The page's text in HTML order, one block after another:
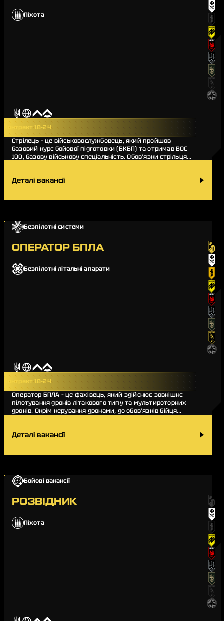
Піхота
Контракт 18-24
Стрілець – це військовослужбовець, який пройшов
базовий курс бойової підготовки (БКБП) та отримав ВОС
100, базову військову спеціальність. Обов’язки стрільця
Деталі вакансії
Безпілотні системи
ОПЕРАТОР БПЛА
Безпілотні літальні апарати
Контракт 18-24
Оператор БПЛА – це фахівець, який здійснює зовнішнє
пілотування дронів літакового типу та мультироторних
дронів. Окрім керування дронами, до обов’язків бійця
Деталі вакансії
Бойові вакансії
РОЗВІДНИК
Піхота